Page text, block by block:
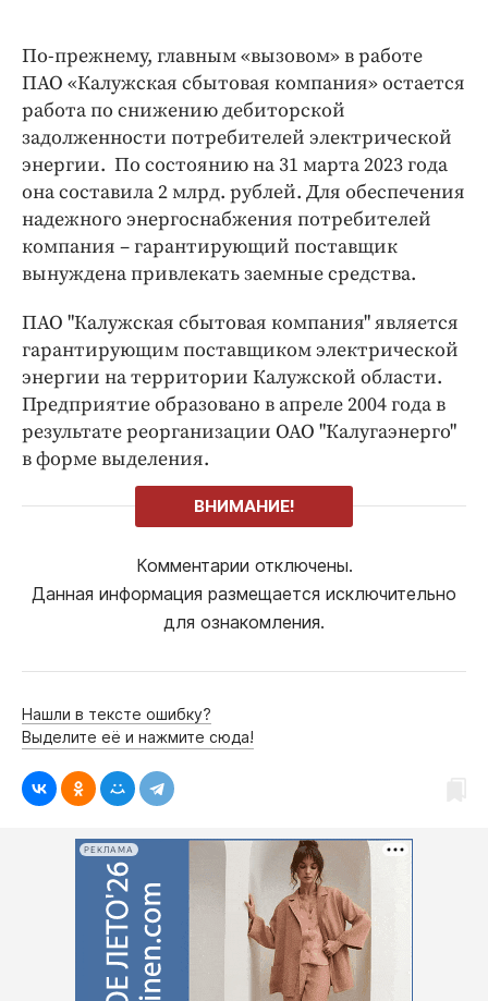
По-прежнему, главным «вызовом» в работе
ПАО «Калужская сбытовая компания» остается
работа по снижению дебиторской
задолженности потребителей электрической
энергии. По состоянию на 31 марта 2023 года
она составила 2 млрд. рублей. Для обеспечения
надежного энергоснабжения потребителей
компания – гарантирующий поставщик
вынуждена привлекать заемные средства.
ПАО "Калужская сбытовая компания" является
гарантирующим поставщиком электрической
энергии на территории Калужской области.
Предприятие образовано в апреле 2004 года в
результате реорганизации ОАО "Калугаэнерго"
в форме выделения.
ВНИМАНИЕ!
Комментарии отключены.
Данная информация размещается исключительно
для ознакомления.
Нашли в тексте ошибку?
Выделите её и нажмите сюда!
РЕКЛАМА